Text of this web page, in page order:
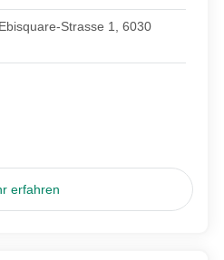
Strasse 1, 6030
erfahren